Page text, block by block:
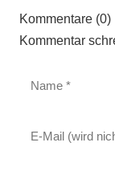
Kommentare (0)
Kommentar